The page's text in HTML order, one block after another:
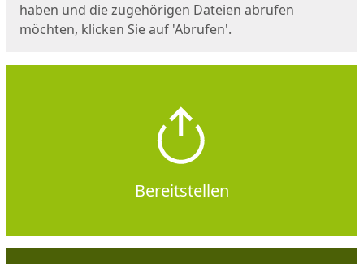
haben und die zugehörigen Dateien abrufen
möchten, klicken Sie auf 'Abrufen'.
Bereitstellen